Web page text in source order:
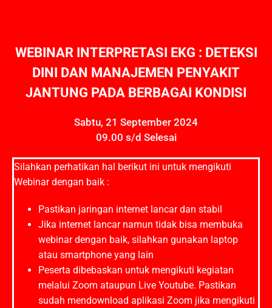
WEBINAR INTERPRETASI EKG : DETEKSI
DINI DAN MANAJEMEN PENYAKIT
JANTUNG PADA BERBAGAI KONDISI
Sabtu, 21 September 2024
09.00 s/d Selesai
Silahkan perhatikan hal berikut ini untuk mengikuti
Webinar dengan baik :
Pastikan jaringan internet lancar dan stabil
Jika internet lancar namun tidak bisa membuka
webinar dengan baik, silahkan gunakan laptop
atau smartphone yang lain
Peserta dibebaskan untuk mengikuti kegiatan
melalui Zoom ataupun Live Youtube. Pastikan
sudah mendownload aplikasi Zoom jika mengikuti